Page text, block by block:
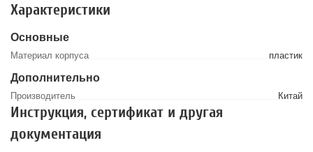
Характеристики
Основные
Материал корпуса пластик
Дополнительно
Производитель Китай
Инструкция, сертификат и другая
документация